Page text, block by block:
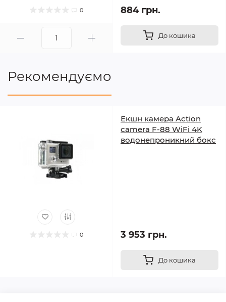
0 884 грн.
До кошика
Рекомендуємо
0
Екшн камера Action
camera F-88 WiFi 4K
водонепроникний бокс
3 953 грн.
До кошика